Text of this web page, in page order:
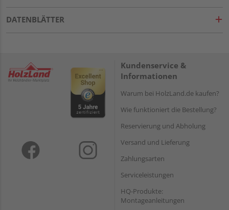
DATENBLÄTTER
Kundenservice &
Informationen
Warum bei HolzLand.de kaufen?
Wie funktioniert die Bestellung?
Reservierung und Abholung
Versand und Lieferung
Zahlungsarten
Serviceleistungen
HQ-Produkte:
Montageanleitungen